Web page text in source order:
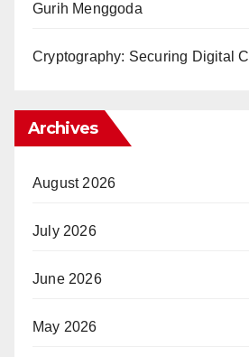
Gurih Menggoda
Cryptography: Securing Digital
Archives
August 2026
July 2026
June 2026
May 2026